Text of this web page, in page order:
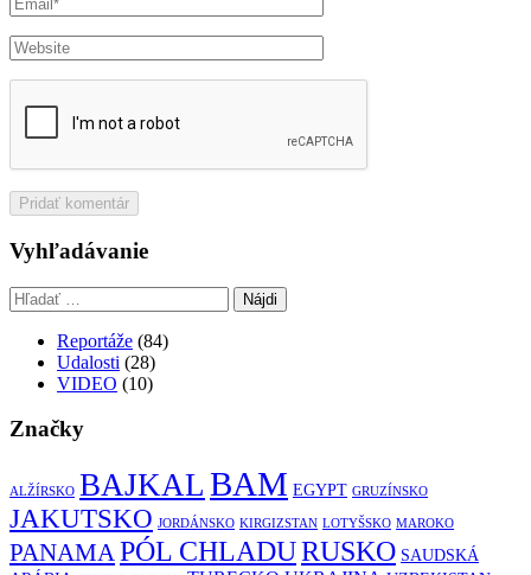
Vyhľadávanie
Hľadať:
Reportáže (84)
Udalosti (28)
VIDEO (10)
Značky
ALŽÍRSKO BAJKAL BAM EGYPT GRUZÍNSKO
JAKUTSKO JORDÁNSKO KIRGIZSTAN LOTYŠSKO MAROKO
PANAMAPÓL CHLADURUSKO SAUDSKÁ